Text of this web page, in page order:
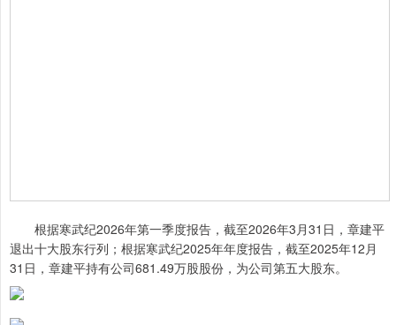
根据寒武纪2026年第一季度报告，截至2026年3月31日，章建平
退出十大股东行列；根据寒武纪2025年年度报告，截至2025年12月
31日，章建平持有公司681.49万股股份，为公司第五大股东。